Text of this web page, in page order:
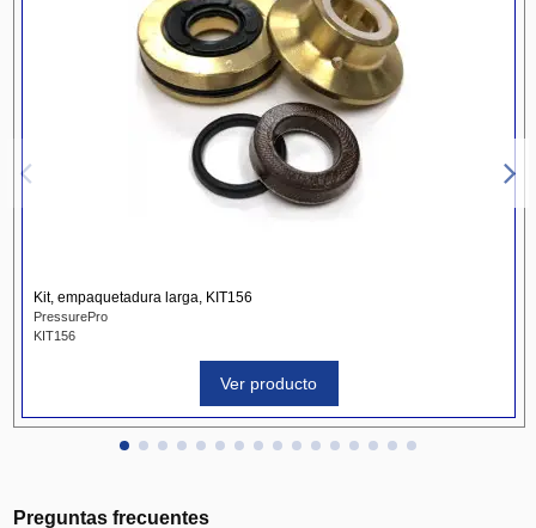
Kit, empaquetadura larga, KIT156
PressurePro
KIT156
Ver producto
Preguntas frecuentes